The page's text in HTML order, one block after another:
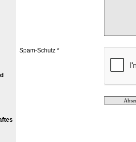
Spam-Schutz *